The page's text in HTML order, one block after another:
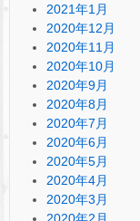
2021年1月
2020年12月
2020年11月
2020年10月
2020年9月
2020年8月
2020年7月
2020年6月
2020年5月
2020年4月
2020年3月
2020年2月